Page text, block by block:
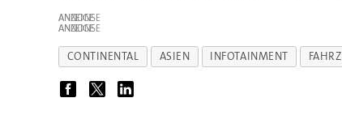
ANZEIGE
ANZEIGE
CONTINENTAL ASIEN INFOTAINMENT